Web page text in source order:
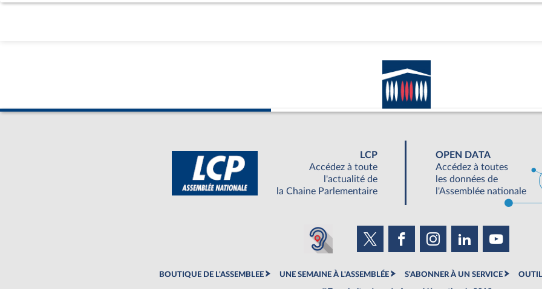
LCP
Accédez à toute
l'actualité de
la Chaine Parlementaire
OPEN DATA
Accédez à toutes
les données de
l'Assemblée nationale
BOUTIQUE DE L'ASSEMBLEE UNE SEMAINE À L'ASSEMBLÉE S'ABONNER À UN SERVICE